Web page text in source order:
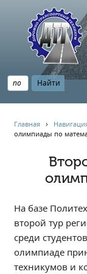
НАВИГАЦИЯ
Главная
Опрос по
Новости
Информация
Главная ›
олимпиады по
На базе
второй тур
среди
олимпиаде
техникумов и